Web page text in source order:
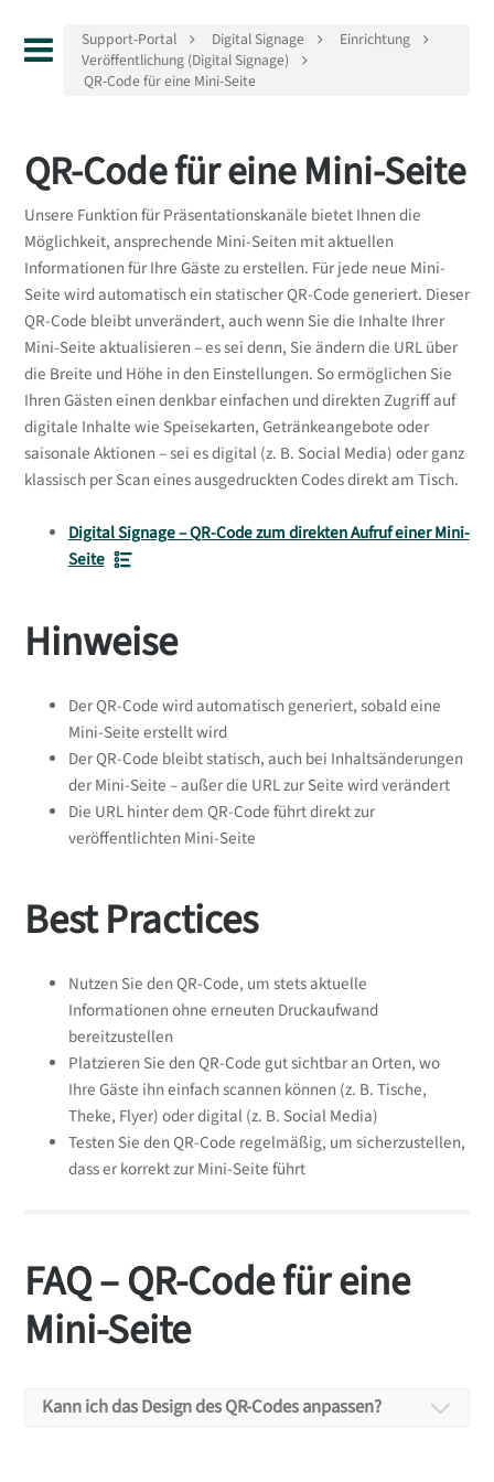
Support-Portal Digital Signage
Einrichtung
Veröffentlichung (Digital Signage)
QR-Code für eine Mini-Seite
QR-Code für eine Mini-Seite
Unsere Funktion für Präsentationskanäle bietet Ihnen die
Möglichkeit, ansprechende Mini-Seiten mit aktuellen
Informationen für Ihre Gäste zu erstellen. Für jede neue Mini-
Seite wird automatisch ein statischer QR-Code generiert. Dieser
QR-Code bleibt unverändert, auch wenn Sie die Inhalte Ihrer
Mini-Seite aktualisieren – es sei denn, Sie ändern die URL über
die Breite und Höhe in den Einstellungen. So ermöglichen Sie
Ihren Gästen einen denkbar einfachen und direkten Zugriff auf
digitale Inhalte wie Speisekarten, Getränkeangebote oder
saisonale Aktionen – sei es digital (z. B. Social Media) oder ganz
klassisch per Scan eines ausgedruckten Codes direkt am Tisch.
Digital Signage – QR-Code zum direkten Aufruf einer Mini-
Seite
Hinweise
Der QR-Code wird automatisch generiert, sobald eine
Mini-Seite erstellt wird
Der QR-Code bleibt statisch, auch bei Inhaltsänderungen
der Mini-Seite – außer die URL zur Seite wird verändert
Die URL hinter dem QR-Code führt direkt zur
veröffentlichten Mini-Seite
Best Practices
Nutzen Sie den QR-Code, um stets aktuelle
Informationen ohne erneuten Druckaufwand
bereitzustellen
Platzieren Sie den QR-Code gut sichtbar an Orten, wo
Ihre Gäste ihn einfach scannen können (z. B. Tische,
Theke, Flyer) oder digital (z. B. Social Media)
Testen Sie den QR-Code regelmäßig, um sicherzustellen,
dass er korrekt zur Mini-Seite führt
FAQ – QR-Code für eine
Mini-Seite
Kann ich das Design des QR-Codes anpassen?